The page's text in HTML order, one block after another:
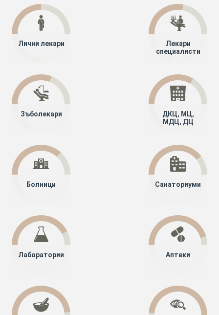
Лични лекари
Лекари
специалисти
Зъболекари
ДКЦ, МЦ,
МДЦ, ДЦ
Болници Санаториуми
Лаборатории Аптеки